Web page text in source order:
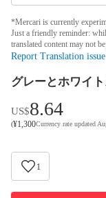
*Mercari is currently
Just a friendly reminder:
translated content may not be
Report Translation issue
グレーとホワイ
US$8.64
(¥1,300Currency rate updated
1